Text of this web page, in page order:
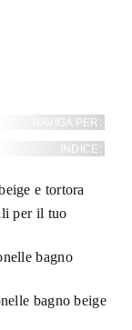
NAVIGA PER:
INDICE:
e tortora
per il tuo
bagno
bagno beige